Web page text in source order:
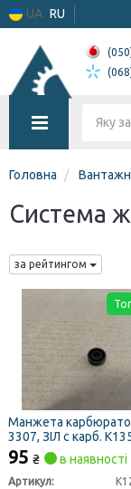
UA RU
Головна
Система
за рейтингом
Манжета
3307, ЗІЛ с карб.
прискорювального
(чорна)
95 ₴ в наявності
Артикул: